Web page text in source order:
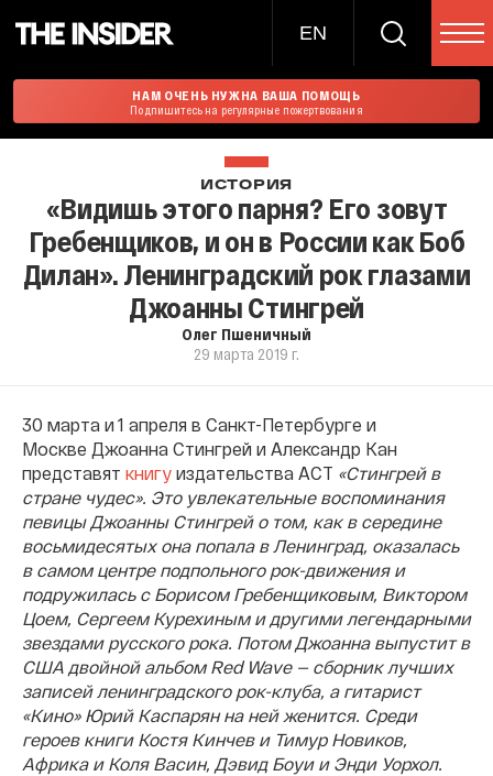
EN
НАМ ОЧЕНЬ НУЖНА ВАША ПОМОЩЬ
Подпишитесь на регулярные пожертвования
ИСТОРИЯ
«Видишь этого парня? Его зовут
Гребенщиков, и он в России как Боб
Дилан». Ленинградский рок глазами
Джоанны Стингрей
Олег Пшеничный
29 марта 2019 г.
30 марта и 1 апреля в Санкт-Петербурге и
Москве Джоанна Стингрей и Александр Кан
представят книгу издательства АСТ «Стингрей в
стране чудес». Это увлекательные воспоминания
певицы Джоанны Стингрей о том, как в середине
восьмидесятых она попала в Ленинград, оказалась
в самом центре подпольного рок-движения и
подружилась с Борисом Гребенщиковым, Виктором
Цоем, Сергеем Курехиным и другими легендарными
звездами русского рока. Потом Джоанна выпустит в
США двойной альбом Red Wave — сборник лучших
записей ленинградского рок-клуба, а гитарист
«Кино» Юрий Каспарян на ней женится. Среди
героев книги Костя Кинчев и Тимур Новиков,
Африка и Коля Васин, Дэвид Боуи и Энди Уорхол.